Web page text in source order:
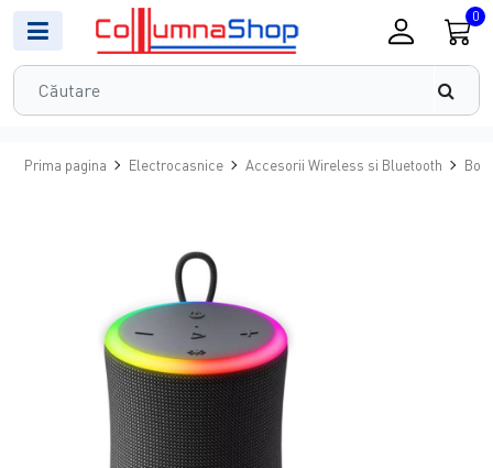
0
Prima pagina Electrocasnice Accesorii Wireless si Bluetooth